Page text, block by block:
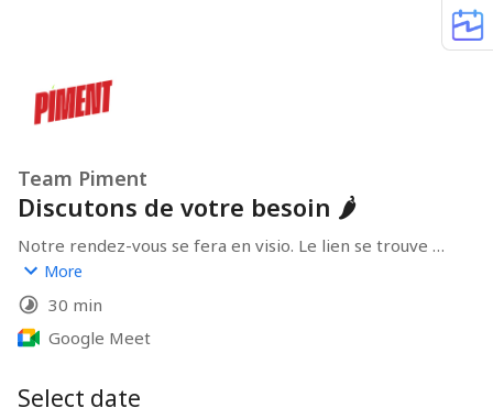
Team Piment
Discutons de votre besoin 🌶
Notre rendez-vous se fera en visio. Le lien se trouve
More
30 min
Google Meet
Select date